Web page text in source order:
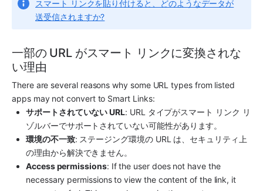
スマート リンクを貼り付けると、どのようなデータが
送受信されますか?
一部の URL がスマート リンクに変換されな
い理由
There are several reasons why some URL types from listed
apps may not convert to Smart Links:
サポートされていない URL: URL タイプがスマート リンク リ
ゾルバーでサポートされていない可能性があります。
環境の不一致: ステージング環境の URL は、セキュリティ上
の理由から解決できません。
Access permissions: If the user does not have the
necessary permissions to view the content of the link, it